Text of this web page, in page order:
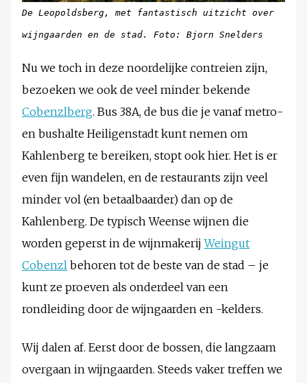
De Leopoldsberg, met fantastisch uitzicht over
wijngaarden en de stad. Foto: Bjorn Snelders
Nu we toch in deze noordelijke contreien zijn,
bezoeken we ook de veel minder bekende
Cobenzlberg. Bus 38A, de bus die je vanaf metro-
en bushalte Heiligenstadt kunt nemen om
Kahlenberg te bereiken, stopt ook hier. Het is er
even fijn wandelen, en de restaurants zijn veel
minder vol (en betaalbaarder) dan op de
Kahlenberg. De typisch Weense wijnen die
worden geperst in de wijnmakerijWeingut
Cobenzl behoren tot de beste van de stad – je
kunt ze proeven als onderdeel van een
rondleiding door de wijngaarden en -kelders.
Wij dalen af. Eerst door de bossen, die langzaam
overgaan in wijngaarden. Steeds vaker treffen we